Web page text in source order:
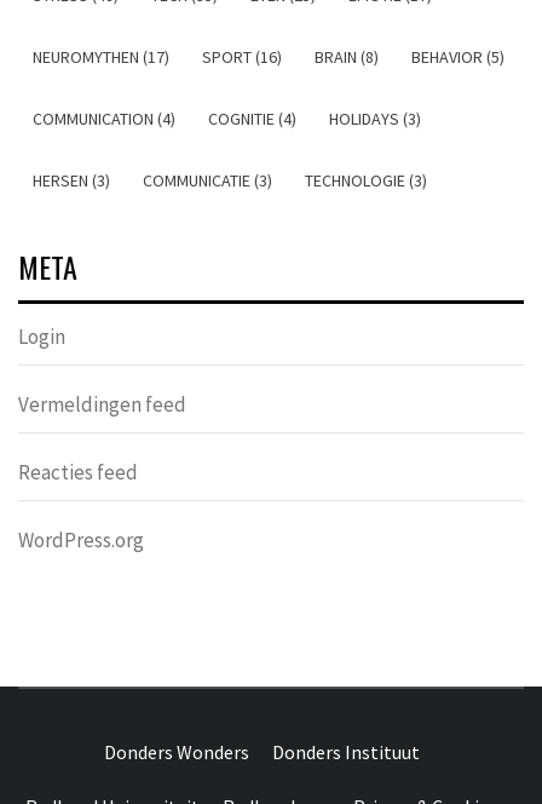
NEUROMYTHEN (17) SPORT (16) BRAIN (8) BEHAVIOR (5)
COMMUNICATION (4) COGNITIE (4) HOLIDAYS (3)
HERSEN (3) COMMUNICATIE (3) TECHNOLOGIE (3)
META
Login
Vermeldingen feed
Reacties feed
WordPress.org
WONDERS
Donders Wonders Donders Instituut